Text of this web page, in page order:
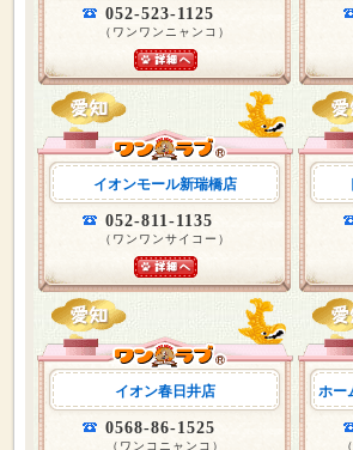
052-523-1125
（ワンワンニャンコ）
イオンモール新瑞橋店
052-811-1135
（ワンワンサイコー）
イオン春日井店
0568-86-1525
（ワンコニャンコ）
ホー